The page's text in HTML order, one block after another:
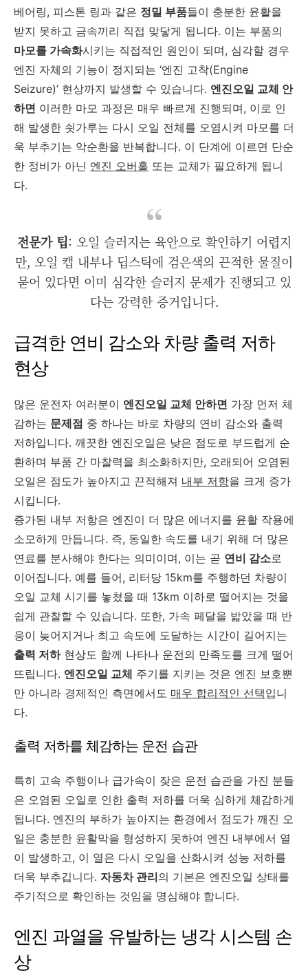
베어링, 피스톤 링과 같은 정밀 부품들이 충분한 윤활을
받지 못하고 금속끼리 직접 맞닿게 됩니다. 이는 부품의
마모를 가속화시키는 직접적인 원인이 되며, 심각할 경우
엔진 자체의 기능이 정지되는 ‘엔진 고착(Engine
Seizure)’ 현상까지 발생할 수 있습니다. 엔진오일 교체 안
하면 이러한 마모 과정은 매우 빠르게 진행되며, 이로 인
해 발생한 쇳가루는 다시 오일 전체를 오염시켜 마모를 더
욱 부추기는 악순환을 반복합니다. 이 단계에 이르면 단순
한 정비가 아닌 엔진 오버홀 또는 교체가 필요하게 됩니
다.
전문가 팁: 오일 슬러지는 육안으로 확인하기 어렵지
만, 오일 캡 내부나 딥스틱에 검은색의 끈적한 물질이
묻어 있다면 이미 심각한 슬러지 문제가 진행되고 있
다는 강력한 증거입니다.
급격한 연비 감소와 차량 출력 저하
현상
많은 운전자 여러분이 엔진오일 교체 안하면 가장 먼저 체
감하는 문제점 중 하나는 바로 차량의 연비 감소와 출력
저하입니다. 깨끗한 엔진오일은 낮은 점도로 부드럽게 순
환하며 부품 간 마찰력을 최소화하지만, 오래되어 오염된
오일은 점도가 높아지고 끈적해져 내부 저항을 크게 증가
시킵니다.
증가된 내부 저항은 엔진이 더 많은 에너지를 윤활 작용에
소모하게 만듭니다. 즉, 동일한 속도를 내기 위해 더 많은
연료를 분사해야 한다는 의미이며, 이는 곧 연비 감소로
이어집니다. 예를 들어, 리터당 15km를 주행하던 차량이
오일 교체 시기를 놓쳤을 때 13km 이하로 떨어지는 것을
쉽게 관찰할 수 있습니다. 또한, 가속 페달을 밟았을 때 반
응이 늦어지거나 최고 속도에 도달하는 시간이 길어지는
출력 저하현상도 함께 나타나 운전의 만족도를 크게 떨어
뜨립니다. 엔진오일 교체 주기를 지키는 것은 엔진 보호뿐
만 아니라 경제적인 측면에서도 매우 합리적인 선택입니
다.
출력 저하를 체감하는 운전 습관
특히 고속 주행이나 급가속이 잦은 운전 습관을 가진 분들
은 오염된 오일로 인한 출력 저하를 더욱 심하게 체감하게
됩니다. 엔진의 부하가 높아지는 환경에서 점도가 깨진 오
일은 충분한 윤활막을 형성하지 못하여 엔진 내부에서 열
이 발생하고, 이 열은 다시 오일을 산화시켜 성능 저하를
더욱 부추깁니다. 자동차 관리의 기본은 엔진오일 상태를
주기적으로 확인하는 것임을 명심해야 합니다.
엔진 과열을 유발하는 냉각 시스템 손
상